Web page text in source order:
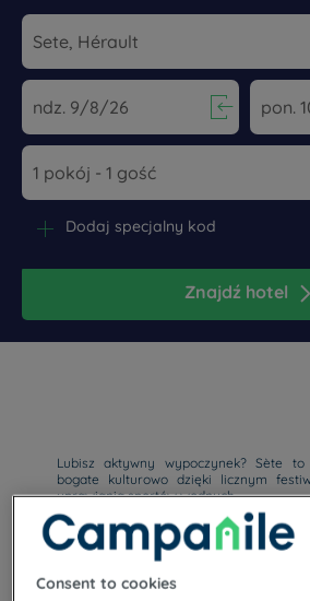
Navigate forward to interact with the
Znajdź hotel
Dodaj specjalny kod
Lubisz aktywny wypoczynek? Sète
bogate kulturowo dzięki licznym
uprawiania sportów wodnych.
Consent to cookies